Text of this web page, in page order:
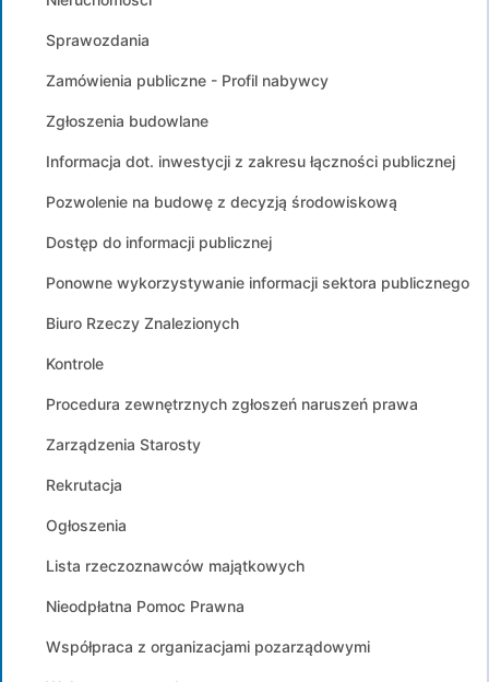
Sprawozdania
Zamówienia publiczne - Profil nabywcy
Zgłoszenia budowlane
Informacja dot. inwestycji z zakresu łączności publicznej
Pozwolenie na budowę z decyzją środowiskową
Dostęp do informacji publicznej
Ponowne wykorzystywanie informacji sektora publicznego
Biuro Rzeczy Znalezionych
Kontrole
Procedura zewnętrznych zgłoszeń naruszeń prawa
Zarządzenia Starosty
Rekrutacja
Ogłoszenia
Lista rzeczoznawców majątkowych
Nieodpłatna Pomoc Prawna
Współpraca z organizacjami pozarządowymi